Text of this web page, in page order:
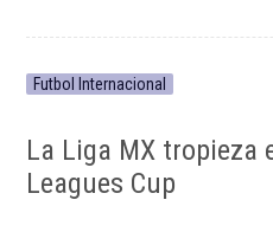
Futbol Internacional
La Liga MX tropieza
Leagues Cup